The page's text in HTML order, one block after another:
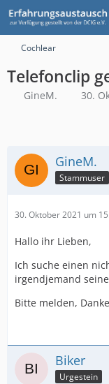
Cochlear
Telefonclip
GineM. 30.
GineM.
Stammuser
30. Oktober 2021 um
Hallo ihr Lieben,
Ich suche einen
irgendjemand
Bitte melden,
Biker
Urgestein